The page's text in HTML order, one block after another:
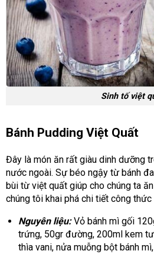
Sinh tố việt
Bánh Pudding Việt Quất
Đây là món ăn rất giàu dinh dưỡng
nước ngoài. Sự béo ngậy từ bánh
bùi từ việt quất giúp cho chúng ta
chúng tôi khai phá chi tiết công thức
Nguyên liệu:Vỏ bánh mì gối
trứng, 50gr đường, 200ml kem
thìa vani, nửa muỗng bột bánh